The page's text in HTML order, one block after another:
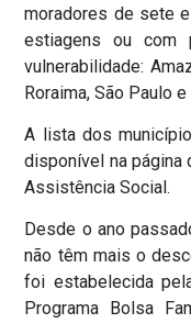
moradores de sete
estiagens ou com
vulnerabilidade:
Roraima, São Paulo
A lista dos
disponível na
Assistência Social.
Desde o ano
não têm mais o
foi estabelecida
Programa Bolsa